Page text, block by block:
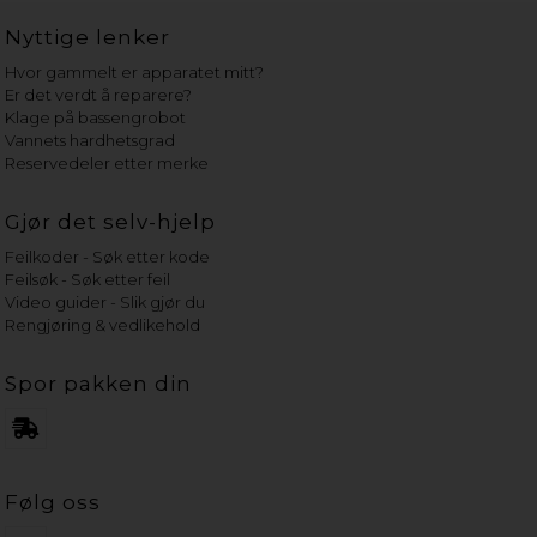
Nyttige lenker
Hvor gammelt er apparatet mitt?
Er det verdt å reparere?
Klage på bassengrobot
Vannets hardhetsgrad
Reservedeler etter merke
Gjør det selv-hjelp
Feilkoder - Søk etter kode
Feilsøk - Søk etter feil
Video guider - Slik gjør du
Rengjøring & vedlikehold
Spor pakken din
Følg oss